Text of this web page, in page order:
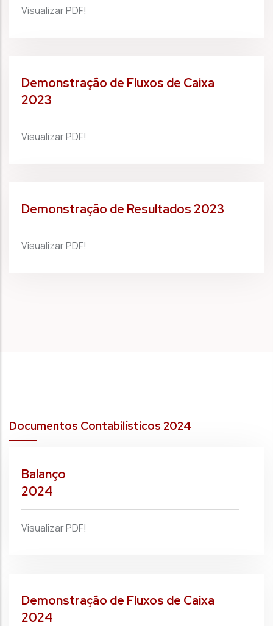
Visualizar PDF!
Demonstração de Fluxos de Caixa
2023
Visualizar PDF!
Demonstração de Resultados 2023
Visualizar PDF!
Documentos Contabilísticos 2024
Balanço
2024
Visualizar PDF!
Demonstração de Fluxos de Caixa
2024